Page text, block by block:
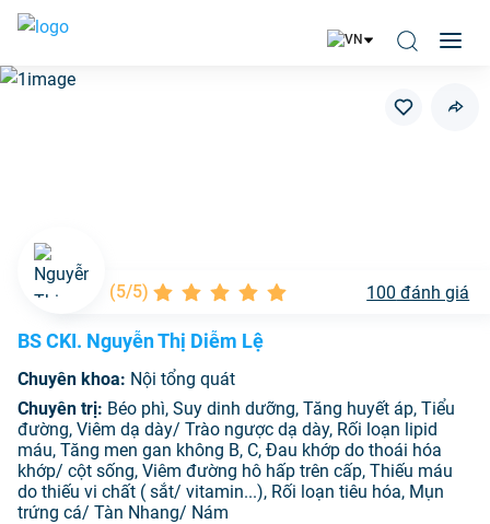
(5/5) 100 đánh giá
BS CKI. Nguyễn Thị Diễm Lệ
Chuyên khoa: Nội tổng quát
Chuyên trị: Béo phì, Suy dinh dưỡng, Tăng huyết áp, Tiểu
đường, Viêm dạ dày/ Trào ngược dạ dày, Rối loạn lipid
máu, Tăng men gan không B, C, Đau khớp do thoái hóa
khớp/ cột sống, Viêm đường hô hấp trên cấp, Thiếu máu
do thiếu vi chất ( sắt/ vitamin...), Rối loạn tiêu hóa, Mụn
trứng cá/ Tàn Nhang/ Nám